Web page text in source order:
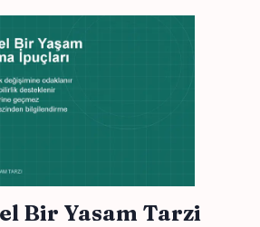
Bir Yasam Tarzi